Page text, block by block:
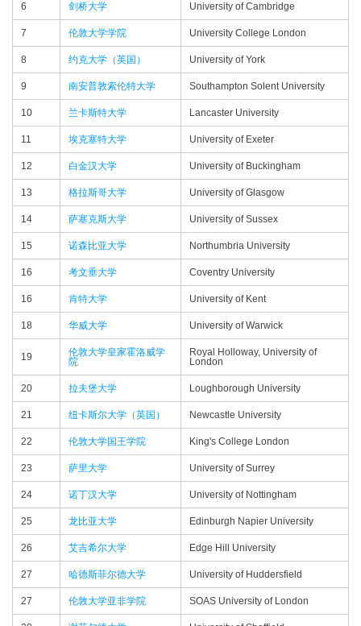
6 剑桥大学 University of Cambridge
7 伦敦大学学院 University College London
8 约克大学（英国） University of York
9 南安普敦索伦特大学 Southampton Solent University
10 兰卡斯特大学 Lancaster University
11 埃克塞特大学 University of Exeter
12 白金汉大学 University of Buckingham
13 格拉斯哥大学 University of Glasgow
14 萨塞克斯大学 University of Sussex
15 诺森比亚大学 Northumbria University
16 考文垂大学 Coventry University
16 肯特大学 University of Kent
18 华威大学 University of Warwick
19
伦敦大学皇家霍洛威学
院
Royal Holloway, University of
London
20 拉夫堡大学 Loughborough University
21 纽卡斯尔大学（英国） Newcastle University
22 伦敦大学国王学院 King's College London
23 萨里大学 University of Surrey
24 诺丁汉大学 University of Nottingham
25 龙比亚大学 Edinburgh Napier University
26 艾吉希尔大学 Edge Hill University
27 哈德斯菲尔德大学 University of Huddersfield
27 伦敦大学亚非学院 SOAS University of London